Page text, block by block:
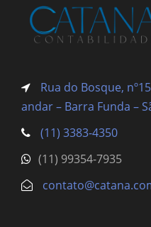
Rua do Bosque,
andar – Barra Funda –
(11) 3383-4350
(11) 99354-7935